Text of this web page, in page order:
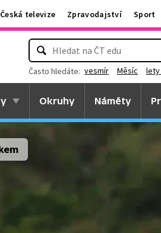
Česká televize Zpravodajství Sport
Často hledáte: vesmír Měsíc lety
Okruhy Náměty